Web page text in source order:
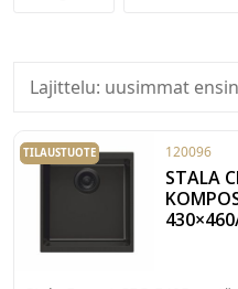
TILAUSTUOTE 120096
STALA